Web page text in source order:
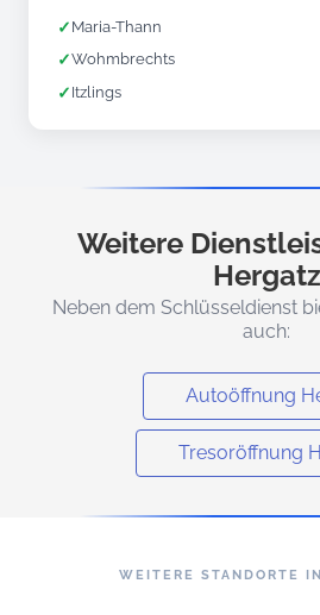
✓ Maria-Thann
✓Wohmbrechts
✓ Itzlings
Weitere
Hergatz
Neben dem Schlüsseldienst
auch:
Autoöffnung
Tresoröffnung
WEITERE STANDORTE